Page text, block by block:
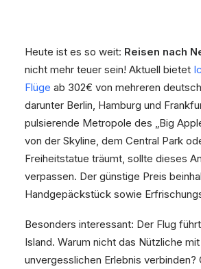
Heute ist es so weit: Reisen nach
nicht mehr teuer sein! Aktuell bietet
Flüge ab 302€ von mehreren
darunter Berlin, Hamburg und
pulsierende Metropole des „Big
von der Skyline, dem Central Park
Freiheitstatue träumt, sollte dieses
verpassen. Der günstige Preis
Handgepäckstück sowie
Besonders interessant: Der Flug
Island. Warum nicht das Nützliche
unvergesslichen Erlebnis verbinden?